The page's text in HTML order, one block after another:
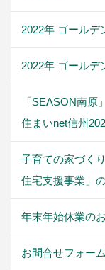
2022年 ゴールデ
2022年 ゴールデ
「SEASON南
住まいnet信州
子育ての家づく
住宅支援事業」
年末年始休業の
お問合せフォー